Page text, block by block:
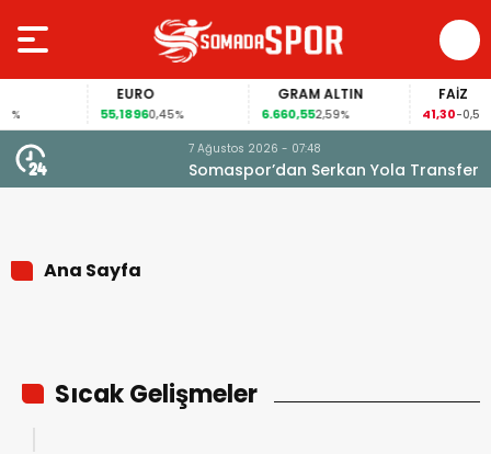
EURO
55,18960,45%
GRAM ALTIN
6.660,552,59%
FAİZ
41,30-0,55%
7 Ağustos 2026 - 07:48
Somaspor’dan Serkan Yola Transferi!
Ana Sayfa
Sıcak Gelişmeler